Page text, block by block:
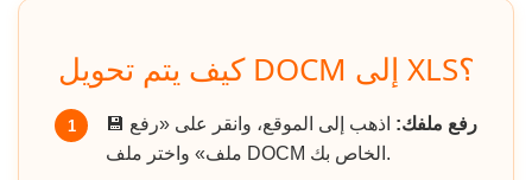
كيف يتم تحويل DOCM إلى XLS؟
1 💾 رفع ملفك: اذهب إلى الموقع، وانقر على «رفع
ملف» واختر ملف DOCM الخاص بك.